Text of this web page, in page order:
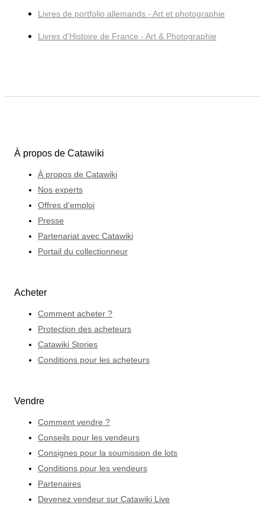
Livres de portfolio allemands - Art et photographie
Livres d'Histoire de France - Art & Photographie
À propos de Catawiki
À propos de Catawiki
Nos experts
Offres d'emploi
Presse
Partenariat avec Catawiki
Portail du collectionneur
Acheter
Comment acheter ?
Protection des acheteurs
Catawiki Stories
Conditions pour les acheteurs
Vendre
Comment vendre ?
Conseils pour les vendeurs
Consignes pour la soumission de lots
Conditions pour les vendeurs
Partenaires
Devenez vendeur sur Catawiki Live